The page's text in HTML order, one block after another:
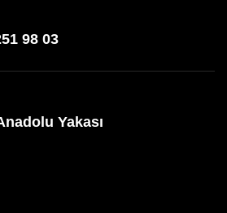
98 03
Yakası